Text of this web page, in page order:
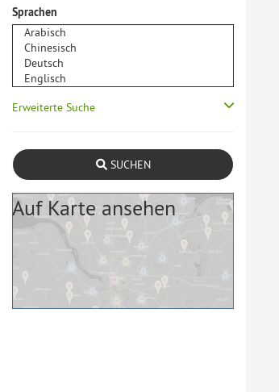
Sprachen
Erweiterte Suche
SUCHEN
Auf Karte ansehen